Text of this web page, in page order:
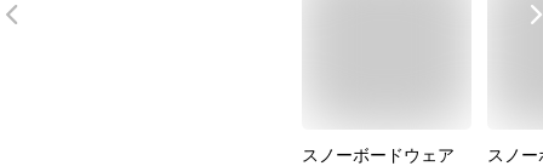
スノーボードウェア
スノ